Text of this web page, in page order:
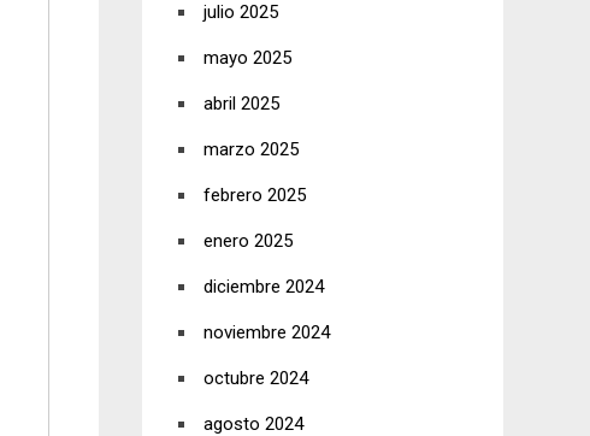
julio 2025
mayo 2025
abril 2025
marzo 2025
febrero 2025
enero 2025
diciembre 2024
noviembre 2024
octubre 2024
agosto 2024